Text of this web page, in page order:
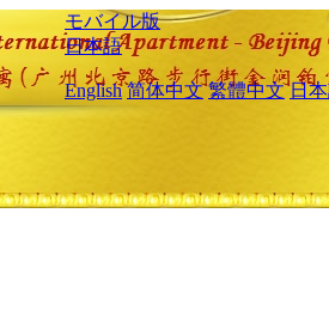
モバイル版
日本語
English 简体中文 繁體中文 日